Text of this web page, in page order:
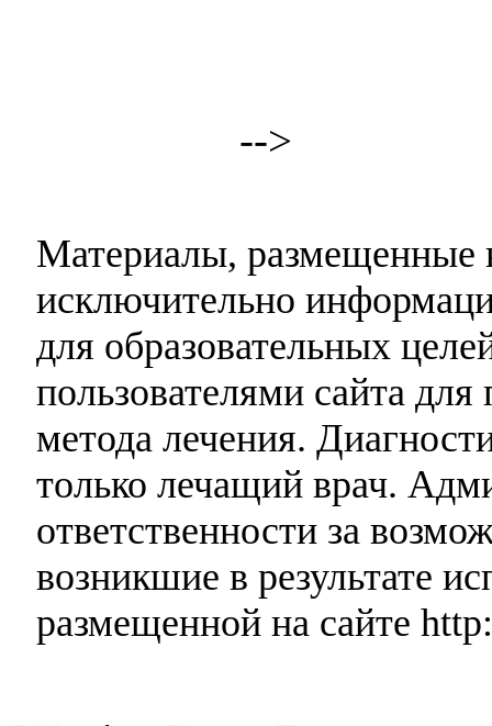
-->
Материалы, размещенные
исключительно
для образовательных
пользователями сайта
метода лечения.
только лечащий врач.
ответственности за
возникшие в результате
размещенной на сайте